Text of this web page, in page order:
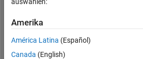
0
auswählen:
Amerika
América Latina (Español)
Canada (English)